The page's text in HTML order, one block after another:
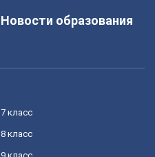
Новости образования
7 класс
8 класс